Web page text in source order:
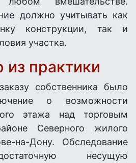
должно учитывать как
конструкции, так и
участка.
практики
собственника было
о возможности
этажа над торговым
Северного жилого
на-Дону. Обследование
несущую